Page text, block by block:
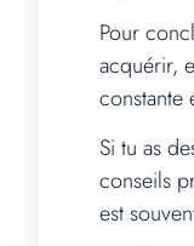
Pour
acquérir,
constante
Si tu as
conseils
est